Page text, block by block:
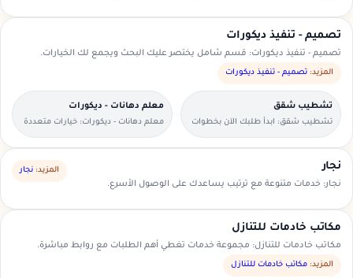
تصميم - تنفيذ ديكورات
تصميم - تنفيذ ديكورات: قسم شامل يختصر عليك البحث ويجمع لك الخيارات.
المزيد: تصميم - تنفيذ ديكورات
تشطيب شقق
تشطيب شقق: ابدأ طلبك الآن بخطوات
بسيطة وواضحة.
معلم دهانات - ديكورات
معلم دهانات - ديكورات: خيارات متعددة
وأسعار مناسبة داخل السعودية.
نجار
نجار: خدمات متنوعة مع ترتيب يساعدك على الوصول الأسرع.
المزيد: نجار
مكاتب خادمات للتنازل
مكاتب خادمات للتنازل: مجموعة خدمات تغطي أهم الطلبات مع روابط مباشرة.
المزيد: مكاتب خادمات للتنازل